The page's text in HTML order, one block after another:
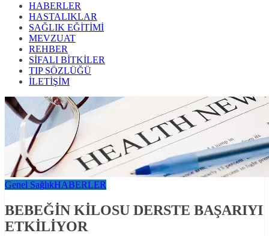
HABERLER
HASTALIKLAR
SAĞLIK EĞİTİMİ
MEVZUAT
REHBER
SİFALI BİTKİLER
TIP SÖZLÜĞÜ
İLETİŞİM
Genel SağlıkHABERLER
BEBEĞİN KİLOSU DERSTE BAŞARIYI
ETKİLİYOR